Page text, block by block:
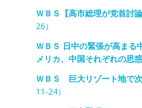
ＷＢＳ【高市総理が党首討
26）
ＷＢＳ 日中の緊張が高まる
メリカ、中国それぞれの思
ＷＢＳ 巨大リゾート地で
11-24）